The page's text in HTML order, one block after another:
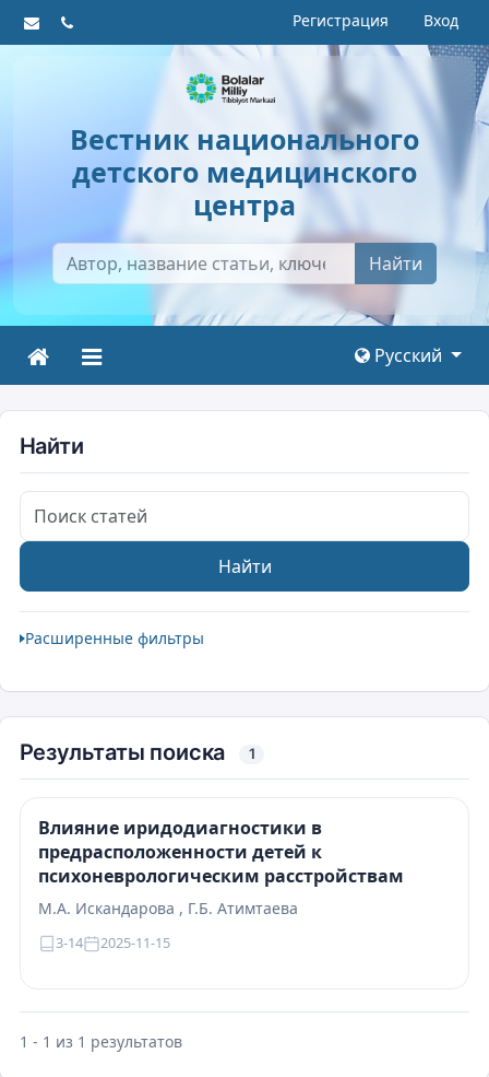
Регистрация Вход
Вестник национального
детского медицинского
центра
Найти
Русский
Найти
Поиск статей
Найти
Расширенные фильтры
Результаты поиска 1
Влияние иридодиагностики в
предрасположенности детей к
психоневрологическим расстройствам
М.А. Искандарова , Г.Б. Атимтаева
3-14 2025-11-15
1 - 1 из 1 результатов